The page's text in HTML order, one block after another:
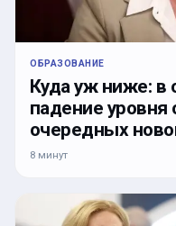
ОБРАЗОВАНИЕ
Куда уж ниже: в
падение уровня
очередных
8 минут